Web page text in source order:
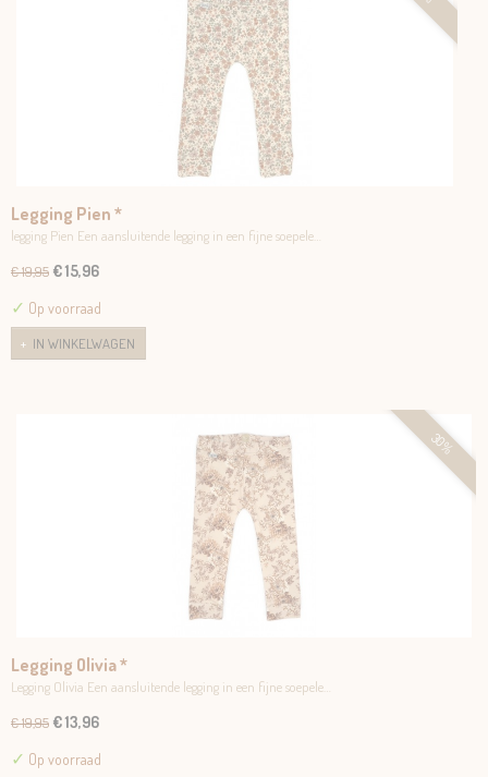
Legging Pien *
legging Pien Een aansluitende legging in een fijne soepele…
€ 19,95 € 15,96
✓ Op voorraad
IN WINKELWAGEN
30%
Legging Olivia *
Legging Olivia Een aansluitende legging in een fijne soepele…
€ 19,95 € 13,96
✓ Op voorraad